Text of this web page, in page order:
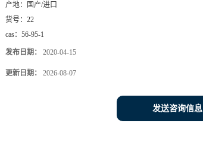
产地：
国产/进口
货号： 22
cas： 56-95-1
发布日期： 2020-04-15
更新日期： 2026-08-07
发送咨询信息